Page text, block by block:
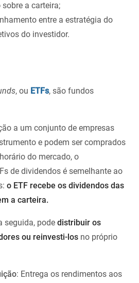
a carteira;
entre a estratégia do
do investidor.
, ou ETFs, são fundos
a um conjunto de empresas
e podem ser comprados
do mercado, o
de dividendos é semelhante ao
o ETF recebe os dividendos das
a carteira.
seguida, pode distribuir os
ou reinvesti-los no próprio
: Entrega os rendimentos aos